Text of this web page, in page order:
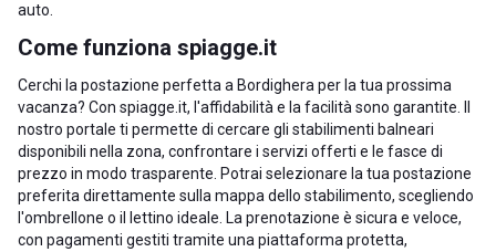
auto.
Come funziona spiagge.it
Cerchi la postazione perfetta a Bordighera per la tua prossima
vacanza? Con spiagge.it, l'affidabilità e la facilità sono garantite. Il
nostro portale ti permette di cercare gli stabilimenti balneari
disponibili nella zona, confrontare i servizi offerti e le fasce di
prezzo in modo trasparente. Potrai selezionare la tua postazione
preferita direttamente sulla mappa dello stabilimento, scegliendo
l'ombrellone o il lettino ideale. La prenotazione è sicura e veloce,
con pagamenti gestiti tramite una piattaforma protetta,